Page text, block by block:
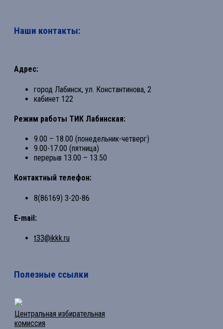
Наши контакты:
Адрес:
город Лабинск, ул. Константинова, 2
кабинет 122
Режим работы ТИК Лабинская:
9.00 – 18.00 (понедельник-четверг)
9.00-17.00 (пятница)
перерыв 13.00 – 13.50
Контактный телефон:
8(86169) 3-20-86
E-mail:
t33@ikkk.ru
Полезные ссылки
Центральная избирательная
комиссия